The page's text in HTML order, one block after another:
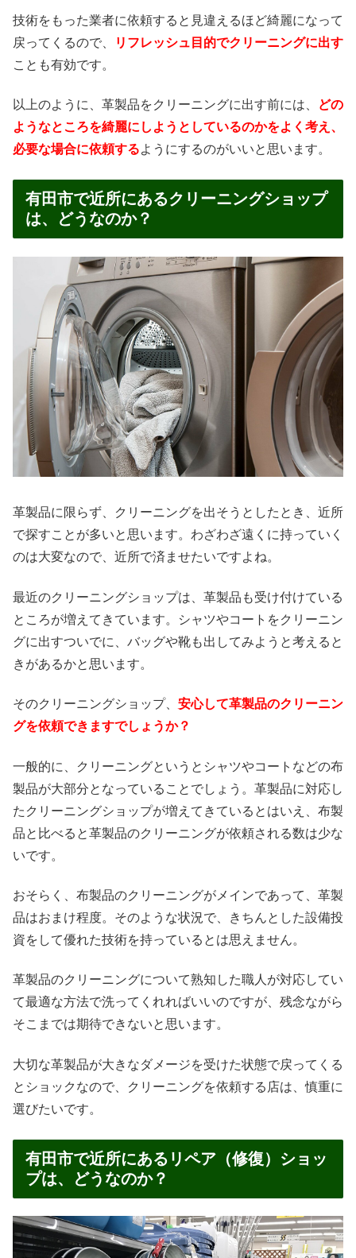
技術をもった業者に依頼すると見違えるほど綺麗になって
戻ってくるので、
リフレッシュ目的でクリーニングに出す
ことも有効です。
以上のように、革製品をクリーニングに出す前には、
どの
ようなところを綺麗にしようとしているのかをよく考え、
必要な場合に依頼するようにするのがいいと思います。
有田市で近所にあるクリーニングショップ
は、どうなのか？
革製品に限らず、クリーニングを出そうとしたとき、近所
で探すことが多いと思います。わざわざ遠くに持っていく
のは大変なので、近所で済ませたいですよね。
最近のクリーニングショップは、革製品も受け付けている
ところが増えてきています。シャツやコートをクリーニン
グに出すついでに、バッグや靴も出してみようと考えると
きがあるかと思います。
そのクリーニングショップ、 安心して革製品のクリーニン
グを依頼できますでしょうか？
一般的に、クリーニングというとシャツやコートなどの布
製品が大部分となっていることでしょう。革製品に対応し
たクリーニングショップが増えてきているとはいえ、布製
品と比べると革製品のクリーニングが依頼される数は少な
いです。
おそらく、布製品のクリーニングがメインであって、革製
品はおまけ程度。そのような状況で、きちんとした設備投
資をして優れた技術を持っているとは思えません。
革製品のクリーニングについて熟知した職人が対応してい
て最適な方法で洗ってくれればいいのですが、残念ながら
そこまでは期待できないと思います。
大切な革製品が大きなダメージを受けた状態で戻ってくる
とショックなので、クリーニングを依頼する店は、慎重に
選びたいです。
有田市で近所にあるリペア（修復）ショッ
プは、どうなのか？